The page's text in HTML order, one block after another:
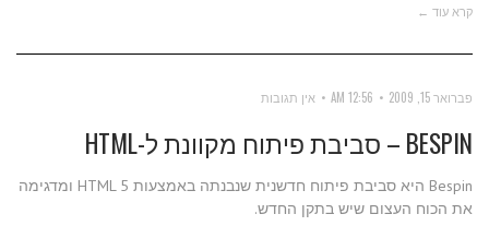
קרא עוד ←
פברואר 15, 2009 12:56 AM אין תגובות
BESPIN – סביבת פיתוח מקוונת ל-HTML
Bespin היא סביבת פיתוח חדשנית שנבנתה באמצעות HTML 5 ומדגימה
את הכוח העצום שיש בתקן החדש.